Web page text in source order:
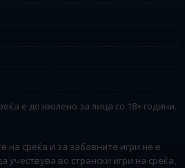
е дозволено за лица со 18+ години.
на среќа и за забавните игри не е
учествува во странски игри на среќа,